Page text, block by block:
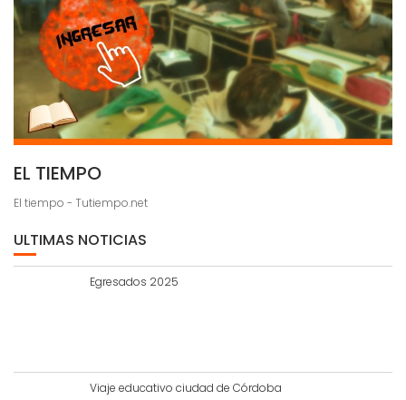
EL TIEMPO
El tiempo - Tutiempo.net
ULTIMAS NOTICIAS
Egresados 2025
Viaje educativo ciudad de Córdoba